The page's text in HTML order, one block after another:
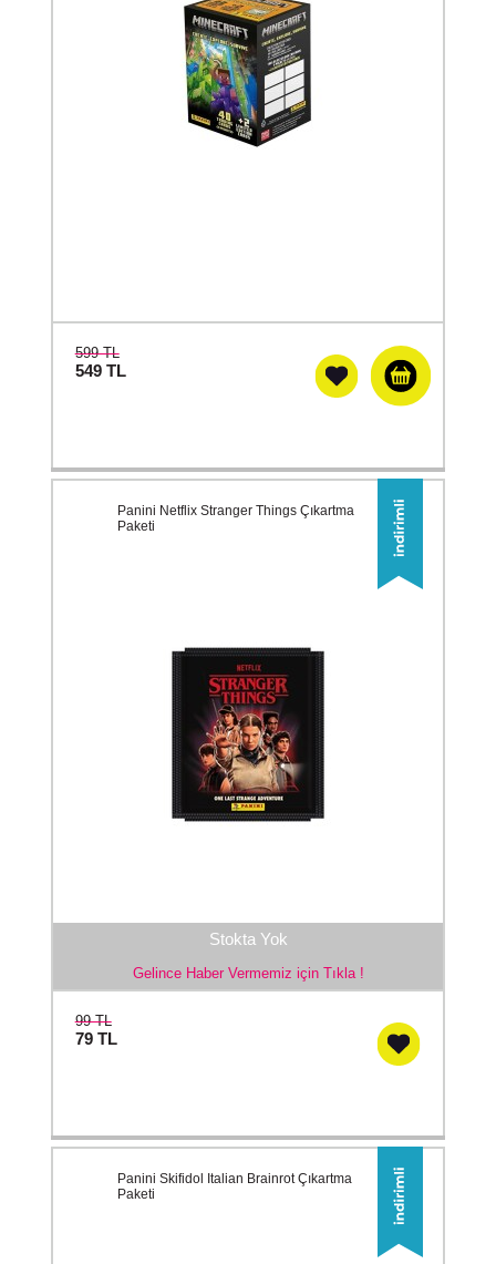
599 TL
549 TL
Stokta Yok
Gelince Haber Vermemiz için Tıkla !
Panini Netflix Stranger Things Çıkartma
Paketi
99 TL
79 TL
Panini Skifidol Italian Brainrot Çıkartma
Paketi